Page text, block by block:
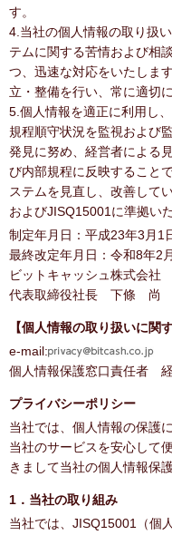
す。
4.当社の個人情報の取り扱
テムに関する苦情および相
つ、迅速な対応をいたしま
立・整備を行い、常に適切
5.個人情報を適正に利用し
規程順守状況を監視および
発見に努め、経営者による
び内部規程に反映すること
ステムを見直し、改善して
およびJISQ15001に準拠い
制定年月日：平成23年3月1
最終改定年月日：令和8年2
ビットキャッシュ株式会社
代表取締役社長 下條 尚
【個人情報の取り扱いに関
e-mail:
個人情報保護窓口責任者
プライバシーポリシー
当社では、個人情報の保護
当社のサービスを安心して
きまして当社の個人情報保
1．当社の取り組み
当社では、JISQ15001（個